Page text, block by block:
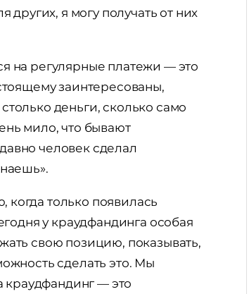
я могу получать от них
на регулярные платежи — это
заинтересованы,
деньги, сколько само
мило, что бывают
человек сделал
только появилась
у краудфандинга особая
свою позицию, показывать,
сделать это. Мы
краудфандинг — это